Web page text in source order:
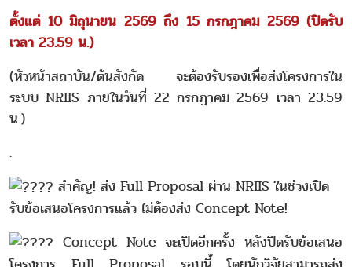
ตั้งแต่ 10 มิถุนายน 2569 ถึง 15 กรกฎาคม 2569 (ปิดรับ
เวลา 23.59 น.)
(หัวหน้าสถาบัน/ต้นสังกัด จะต้องรับรองเพื่อส่งโครงการใน
ระบบ NRIIS ภายในวันที่ 22 กรกฎาคม 2569 เวลา 23.59
น.)
.
สำคัญ! ส่ง Full Proposal ผ่าน NRIIS ในช่วงเปิด
รับข้อเสนอโครงการแล้ว ไม่ต้องส่ง Concept Note!
Concept Note จะเปิดอีกครั้ง หลังปิดรับข้อเสนอ